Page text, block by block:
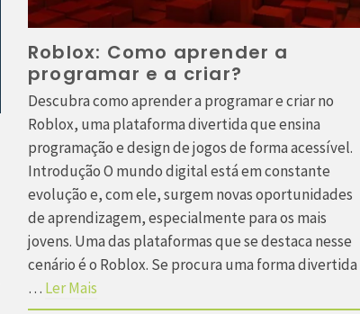
Roblox: Como aprender a
programar e a criar?
Descubra como aprender a programar e criar no
Roblox, uma plataforma divertida que ensina
programação e design de jogos de forma acessível.
Introdução O mundo digital está em constante
evolução e, com ele, surgem novas oportunidades
de aprendizagem, especialmente para os mais
jovens. Uma das plataformas que se destaca nesse
cenário é o Roblox. Se procura uma forma divertida
… Ler Mais